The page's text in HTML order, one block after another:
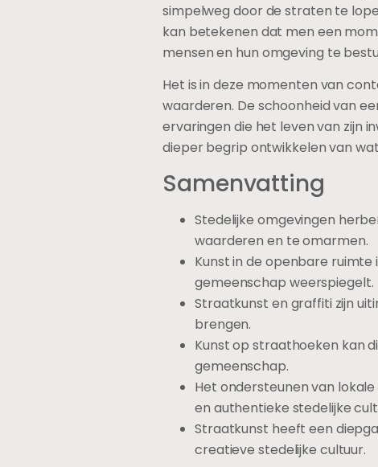
simpelweg door de straten te
kan betekenen dat men een
mensen en hun omgeving te
Het is in deze momenten van
waarderen. De schoonheid van
ervaringen die het leven van zijn
dieper begrip ontwikkelen van
Samenvatting
Stedelijke omgevingen
waarderen en te omarmen.
Kunst in de openbare
gemeenschap weerspiegelt.
Straatkunst en graffiti zijn
brengen.
Kunst op straathoeken kan
gemeenschap.
Het ondersteunen van
en authentieke stedelijke
Straatkunst heeft een
creatieve stedelijke cultuur.